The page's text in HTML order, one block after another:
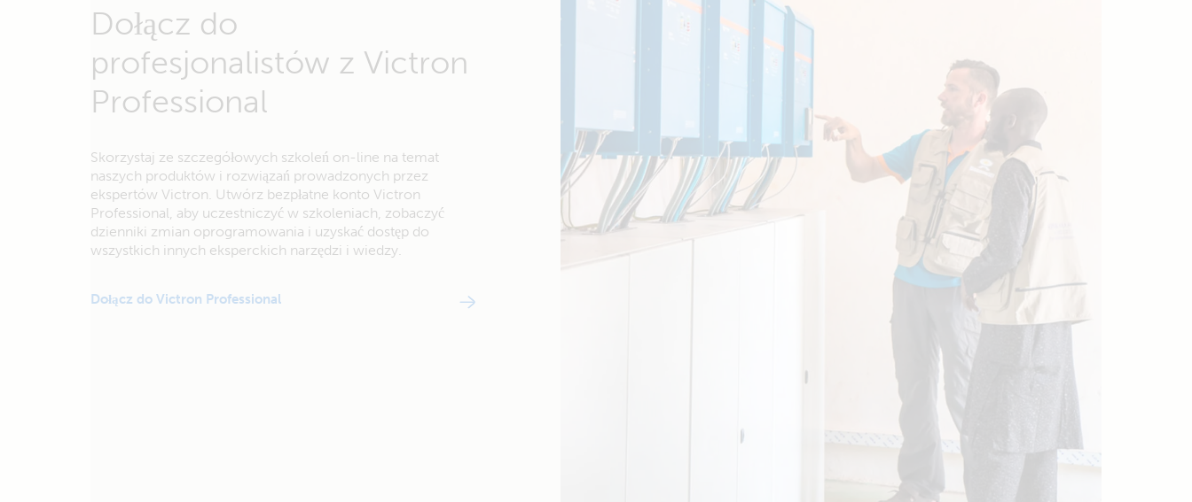
Dołącz do
profesjonalistów z Victron
Professional
Skorzystaj ze szczegółowych szkoleń on-line na temat
naszych produktów i rozwiązań prowadzonych przez
ekspertów Victron. Utwórz bezpłatne konto Victron
Professional, aby uczestniczyć w szkoleniach, zobaczyć
dzienniki zmian oprogramowania i uzyskać dostęp do
wszystkich innych eksperckich narzędzi i wiedzy.
Dołącz do Victron Professional